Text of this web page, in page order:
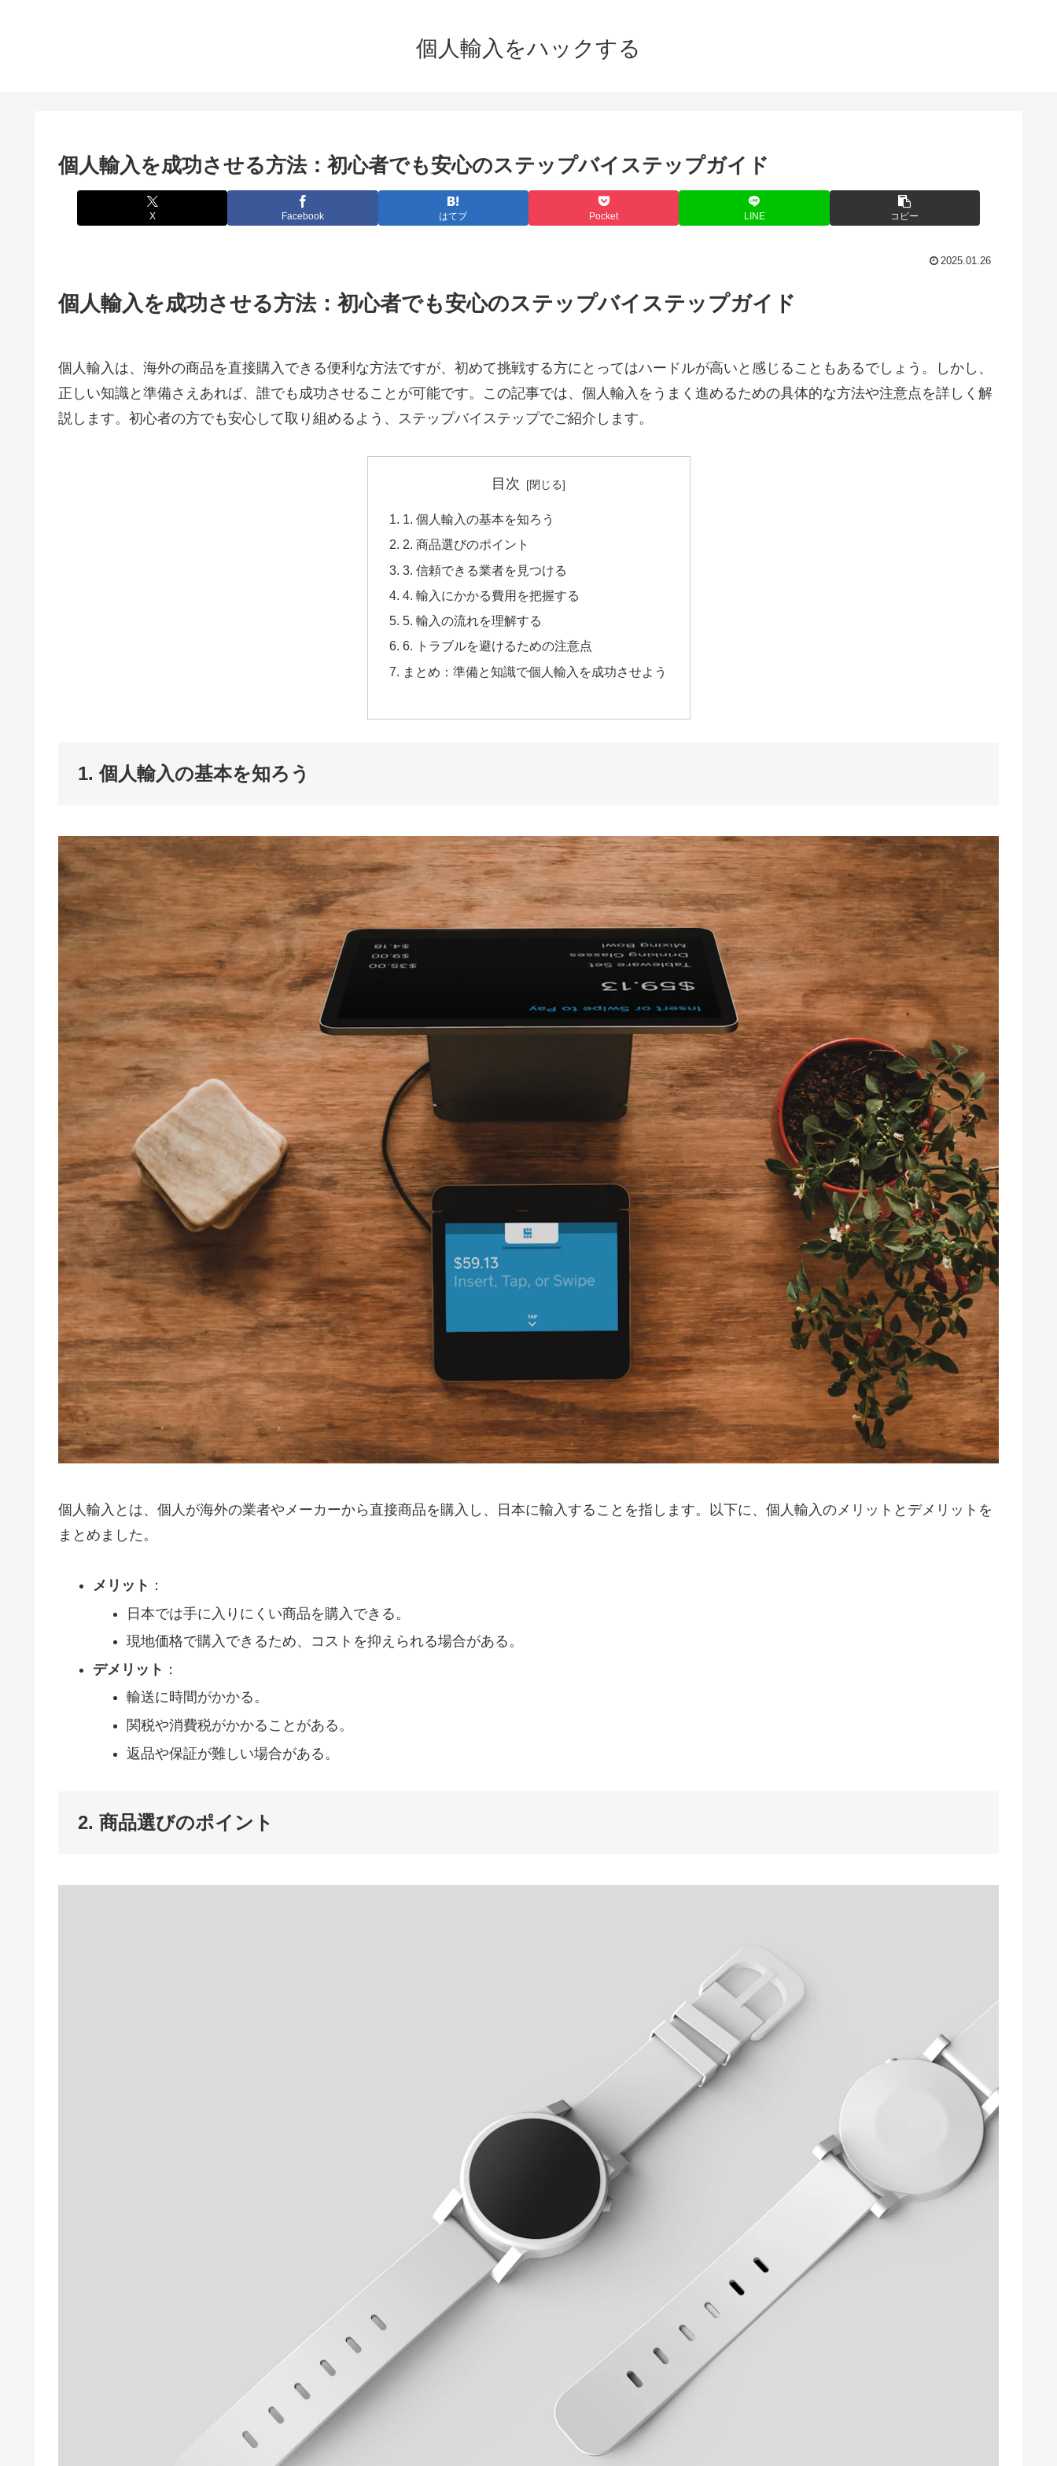
個人輸入をハックする
個人輸入を成功させる方法：初心者でも安心のステップバイステップガイド
X Facebook はてブ Pocket LINE コピー
2025.01.26
個人輸入を成功させる方法：初心者でも安心のステップバイステップガイド
個人輸入は、海外の商品を直接購入できる便利な方法ですが、初めて挑戦する方にとってはハードルが高いと感じることもあるでしょう。しかし、
正しい知識と準備さえあれば、誰でも成功させることが可能です。この記事では、個人輸入をうまく進めるための具体的な方法や注意点を詳しく解
説します。初心者の方でも安心して取り組めるよう、ステップバイステップでご紹介します。
目次
1. 個人輸入の基本を知ろう
2. 商品選びのポイント
3. 信頼できる業者を見つける
4. 輸入にかかる費用を把握する
5. 輸入の流れを理解する
6. トラブルを避けるための注意点
まとめ：準備と知識で個人輸入を成功させよう
1. 個人輸入の基本を知ろう
個人輸入とは、個人が海外の業者やメーカーから直接商品を購入し、日本に輸入することを指します。以下に、個人輸入のメリットとデメリットを
まとめました。
メリット ：
日本では手に入りにくい商品を購入できる。
現地価格で購入できるため、コストを抑えられる場合がある。
デメリット ：
輸送に時間がかかる。
関税や消費税がかかることがある。
返品や保証が難しい場合がある。
2. 商品選びのポイント